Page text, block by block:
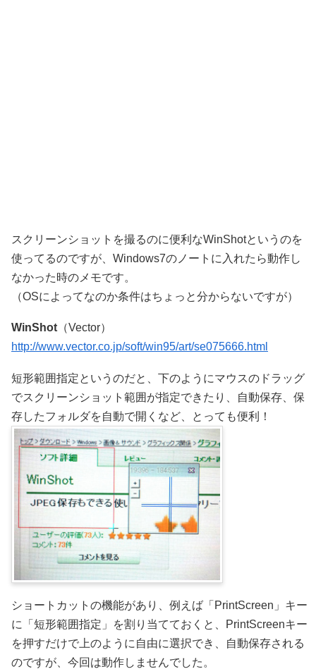
スクリーンショットを撮るのに便利なWinShotというのを
使ってるのですが、Windows7のノートに入れたら動作し
なかった時のメモです。
（OSによってなのか条件はちょっと分からないですが）
WinShot （Vector）
http://www.vector.co.jp/soft/win95/art/se075666.html
短形範囲指定というのだと、下のようにマウスのドラッグ
でスクリーンショット範囲が指定できたり、自動保存、保
存したフォルダを自動で開くなど、とっても便利！
ショートカットの機能があり、例えば「PrintScreen」キー
に「短形範囲指定」を割り当てておくと、PrintScreenキー
を押すだけで上のように自由に選択でき、自動保存される
のですが、今回は動作しませんでした。